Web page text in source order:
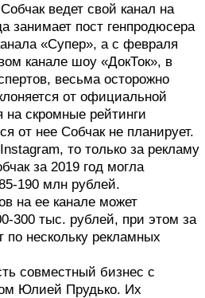
ведет свой канал на
занимает пост генпродюсера
«Супер», а с февраля
канале шоу «ДокТок», в
весьма осторожно
от официальной
на скромные рейтинги
от нее Собчак не планирует.
то только за рекламу
за 2019 год могла
190 млн рублей.
на ее канале может
300 тыс. рублей, при этом за
по нескольку рекламных
совместный бизнес с
Юлией Прудько. Их